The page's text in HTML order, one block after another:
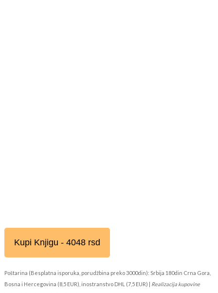
Kupi Knjigu - 4048 rsd
Poštarina (Besplatna isporuka, porudžbina preko 3000din): Srbija 180din Crna Gora,
Bosna i Hercegovina (8,5 EUR), inostranstvo DHL (7,5 EUR) | Realizacija kupovine